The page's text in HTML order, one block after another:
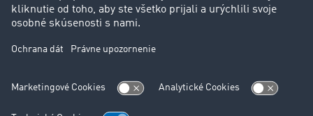
Impressum
VOP